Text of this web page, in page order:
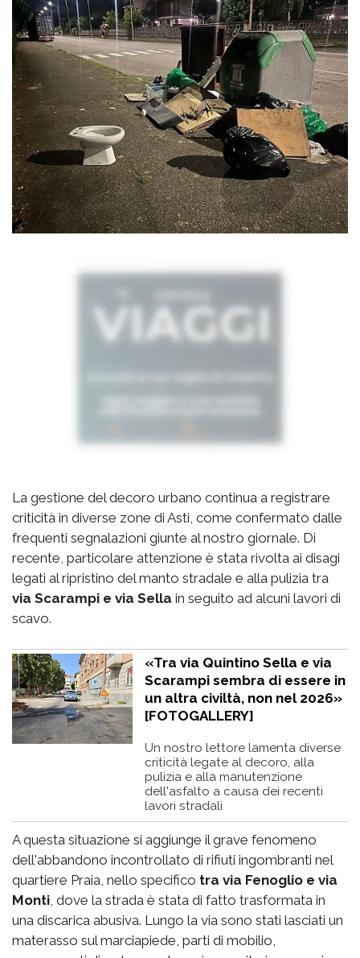
La gestione del decoro urbano continua a registrare
criticità in diverse zone di Asti, come confermato dalle
frequenti segnalazioni giunte al nostro giornale. Di
recente, particolare attenzione è stata rivolta ai disagi
legati al ripristino del manto stradale e alla pulizia tra
via Scarampi e via Sella in seguito ad alcuni lavori di
scavo.
«Tra via Quintino Sella e via
Scarampi sembra di essere in
un altra civiltà, non nel 2026»
[FOTOGALLERY]
Un nostro lettore lamenta diverse
criticità legate al decoro, alla
pulizia e alla manutenzione
dell'asfalto a causa dei recenti
lavori stradali
A questa situazione si aggiunge il grave fenomeno
dell'abbandono incontrollato di rifiuti ingombranti nel
quartiere Praia, nello specifico tra via Fenoglio e via
Monti, dove la strada è stata di fatto trasformata in
una discarica abusiva. Lungo la via sono stati lasciati un
materasso sul marciapiede, parti di mobilio,